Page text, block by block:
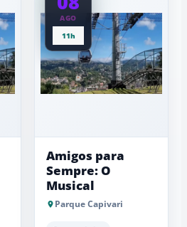
AGO
11h
Amigos para
Sempre: O
Musical
Parque Capivari